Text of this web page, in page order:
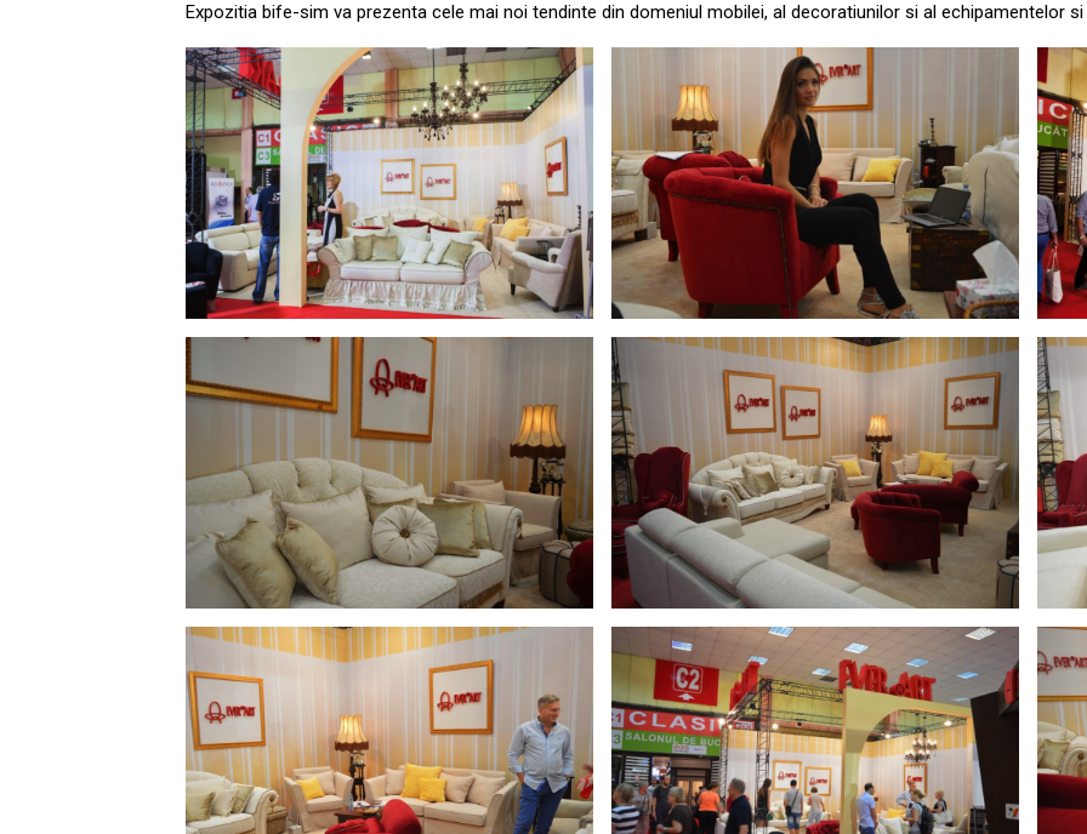
Expozitia bife-sim va prezenta cele mai noi tendinte din domeniul mobilei, al decoratiunilor si al echipamentelor